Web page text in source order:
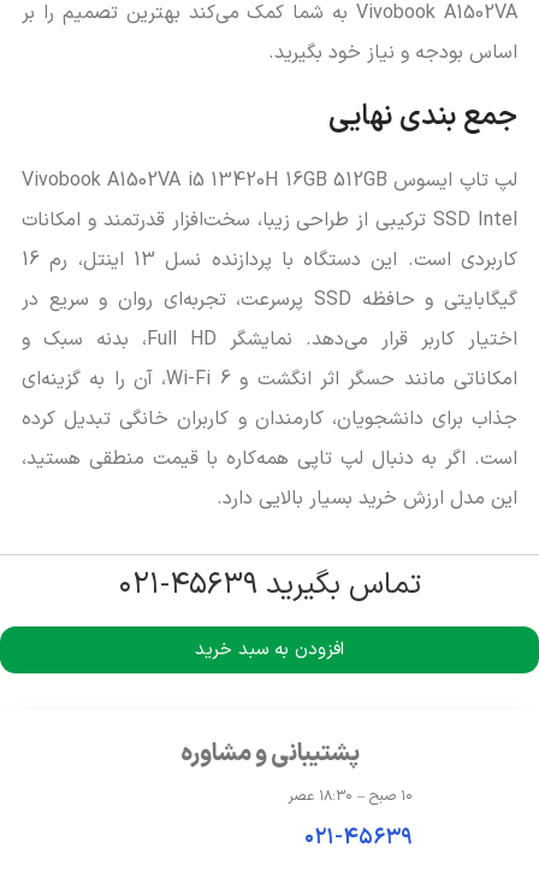
Vivobook A1502VA به شما کمک می‌کند بهترین تصمیم را بر
اساس بودجه و نیاز خود بگیرید.
جمع‌ بندی نهایی
لپ تاپ ایسوس Vivobook A1502VA i5 13420H 16GB 512GB
SSD Intel ترکیبی از طراحی زیبا، سخت‌افزار قدرتمند و امکانات
کاربردی است. این دستگاه با پردازنده نسل 13 اینتل، رم 16
گیگابایتی و حافظه SSD پرسرعت، تجربه‌ای روان و سریع در
اختیار کاربر قرار می‌دهد. نمایشگر Full HD، بدنه سبک و
امکاناتی مانند حسگر اثر انگشت و Wi-Fi 6، آن را به گزینه‌ای
جذاب برای دانشجویان، کارمندان و کاربران خانگی تبدیل کرده
است. اگر به دنبال لپ تاپی همه‌کاره با قیمت منطقی هستید،
این مدل ارزش خرید بسیار بالایی دارد.
تماس بگیرید ۴۵۶۳۹-۰۲۱
افزودن به سبد خرید
پشتیبانی و مشاوره
۱۰ صبح – ۱۸:۳۰ عصر
۰۲۱-۴۵۶۳۹